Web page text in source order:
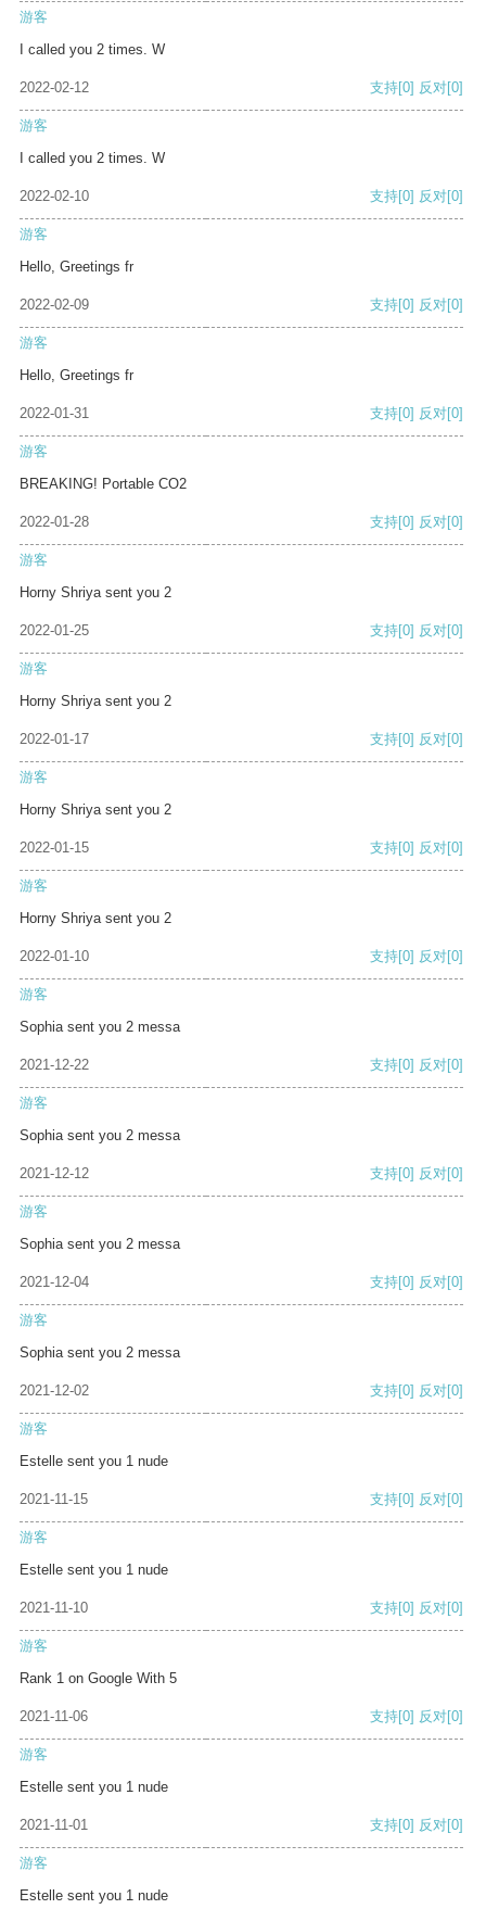
游客
I called you 2 times. W
2022-02-12 支持[0] 反对[0]
游客
I called you 2 times. W
2022-02-10 支持[0] 反对[0]
游客
Hello, Greetings fr
2022-02-09 支持[0] 反对[0]
游客
Hello, Greetings fr
2022-01-31 支持[0] 反对[0]
游客
BREAKING! Portable CO2
2022-01-28 支持[0] 反对[0]
游客
Horny Shriya sent you 2
2022-01-25 支持[0] 反对[0]
游客
Horny Shriya sent you 2
2022-01-17 支持[0] 反对[0]
游客
Horny Shriya sent you 2
2022-01-15 支持[0] 反对[0]
游客
Horny Shriya sent you 2
2022-01-10 支持[0] 反对[0]
游客
Sophia sent you 2 messa
2021-12-22 支持[0] 反对[0]
游客
Sophia sent you 2 messa
2021-12-12 支持[0] 反对[0]
游客
Sophia sent you 2 messa
2021-12-04 支持[0] 反对[0]
游客
Sophia sent you 2 messa
2021-12-02 支持[0] 反对[0]
游客
Estelle sent you 1 nude
2021-11-15 支持[0] 反对[0]
游客
Estelle sent you 1 nude
2021-11-10 支持[0] 反对[0]
游客
Rank 1 on Google With 5
2021-11-06 支持[0] 反对[0]
游客
Estelle sent you 1 nude
2021-11-01 支持[0] 反对[0]
游客
Estelle sent you 1 nude